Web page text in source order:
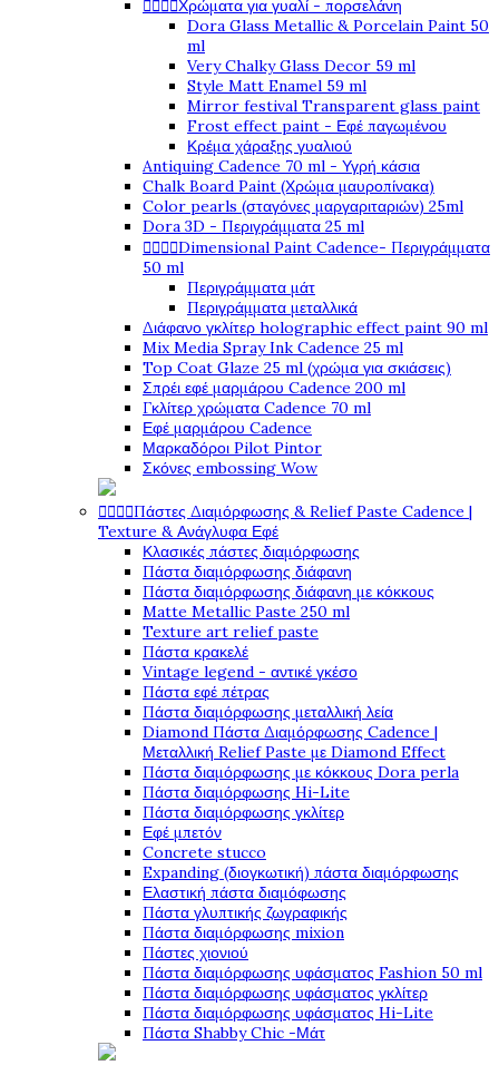
Χρώματα για γυαλί - πορσελάνη
Dora Glass Metallic & Porcelain Paint 50
ml
Very Chalky Glass Decor 59 ml
Style Matt Enamel 59 ml
Mirror festival Transparent glass paint
Frost effect paint - Εφέ παγωμένου
Κρέμα χάραξης γυαλιού
Antiquing Cadence 70 ml - Υγρή κάσια
Chalk Board Paint (Χρώμα μαυροπίνακα)
Color pearls (σταγόνες μαργαριταριών) 25ml
Dora 3D - Περιγράμματα 25 ml
Dimensional Paint Cadence- Περιγράμματα
50 ml
Περιγράμματα μάτ
Περιγράμματα μεταλλικά
Διάφανο γκλίτερ holographic effect paint 90 ml
Mix Media Spray Ink Cadence 25 ml
Top Coat Glaze 25 ml (χρώμα για σκιάσεις)
Σπρέι εφέ μαρμάρου Cadence 200 ml
Γκλίτερ χρώματα Cadence 70 ml
Εφέ μαρμάρου Cadence
Μαρκαδόροι Pilot Pintor
Σκόνες embossing Wow
Πάστες Διαμόρφωσης & Relief Paste Cadence |
Texture & Ανάγλυφα Εφέ
Κλασικές πάστες διαμόρφωσης
Πάστα διαμόρφωσης διάφανη
Πάστα διαμόρφωσης διάφανη με κόκκους
Matte Metallic Paste 250 ml
Texture art relief paste
Πάστα κρακελέ
Vintage legend - αντικέ γκέσο
Πάστα εφέ πέτρας
Πάστα διαμόρφωσης μεταλλική λεία
Diamond Πάστα Διαμόρφωσης Cadence |
Μεταλλική Relief Paste με Diamond Effect
Πάστα διαμόρφωσης με κόκκους Dora perla
Πάστα διαμόρφωσης Hi-Lite
Πάστα διαμόρφωσης γκλίτερ
Εφέ μπετόν
Concrete stucco
Expanding (διογκωτική) πάστα διαμόρφωσης
Ελαστική πάστα διαμόφωσης
Πάστα γλυπτικής ζωγραφικής
Πάστα διαμόρφωσης mixion
Πάστες χιονιού
Πάστα διαμόρφωσης υφάσματος Fashion 50 ml
Πάστα διαμόρφωσης υφάσματος γκλίτερ
Πάστα διαμόρφωσης υφάσματος Hi-Lite
Πάστα Shabby Chic -Μάτ